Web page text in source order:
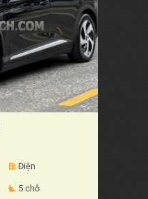
local_gas_station Điện
airline_seat_recline_extra 5 chỗ